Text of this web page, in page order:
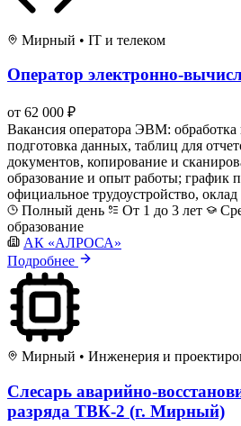
Мирный • IT и телеком
Оператор электронно-
от 62 000 ₽
Вакансия оператора ЭВМ:
подготовка данных, таблиц для
документов, копирование и
образование и опыт работы; график
официальное трудоустройство,
Полный день
От 1 до 3 лет
образование
АК «АЛРОСА»
Подробнее
Мирный • Инженерия и
Слесарь аварийно-
разряда ТВК-2 (г. Мирный)